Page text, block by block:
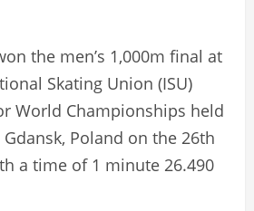
the men’s 1,000m final at
Skating Union (ISU)
World Championships held
Poland on the 26th
a time of 1 minute 26.490